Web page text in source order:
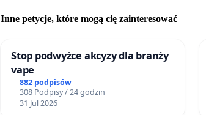
Inne petycje, które mogą cię zainteresować
Stop podwyżce akcyzy dla branży
vape
882 podpisów
308 Podpisy / 24 godzin
31 Jul 2026